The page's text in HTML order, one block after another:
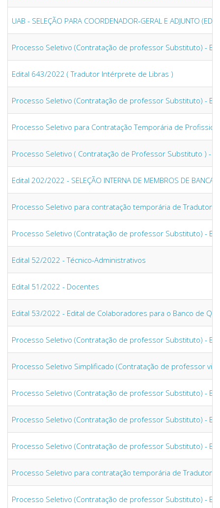
UAB - SELEÇÃO PARA COORDENADOR-GERAL E ADJUNTO
Processo Seletivo (Contratação de professor Substituto) -
Edital 643/2022 ( Tradutor Intérprete de Libras )
Processo Seletivo (Contratação de professor Substituto) -
Processo Seletivo para Contratação Temporária de
Processo Seletivo ( Contratação de Professor Substituto ) -
Edital 202/2022 - SELEÇÃO INTERNA DE MEMBROS DE BANCA
Processo Seletivo para contratação temporária de Tradutor
Processo Seletivo (Contratação de professor Substituto) -
Edital 52/2022 - Técnico-Administrativos
Edital 51/2022 - Docentes
Edital 53/2022 - Edital de Colaboradores para o Banco de
Processo Seletivo (Contratação de professor Substituto) -
Processo Seletivo Simplificado (Contratação de professor
Processo Seletivo (Contratação de professor Substituto) -
Processo Seletivo (Contratação de professor Substituto) -
Processo Seletivo (Contratação de professor Substituto) -
Processo Seletivo para contratação temporária de Tradutor
Processo Seletivo (Contratação de professor Substituto) -